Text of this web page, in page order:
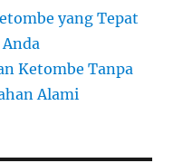
yang Tepat
Ketombe Tanpa
Alami